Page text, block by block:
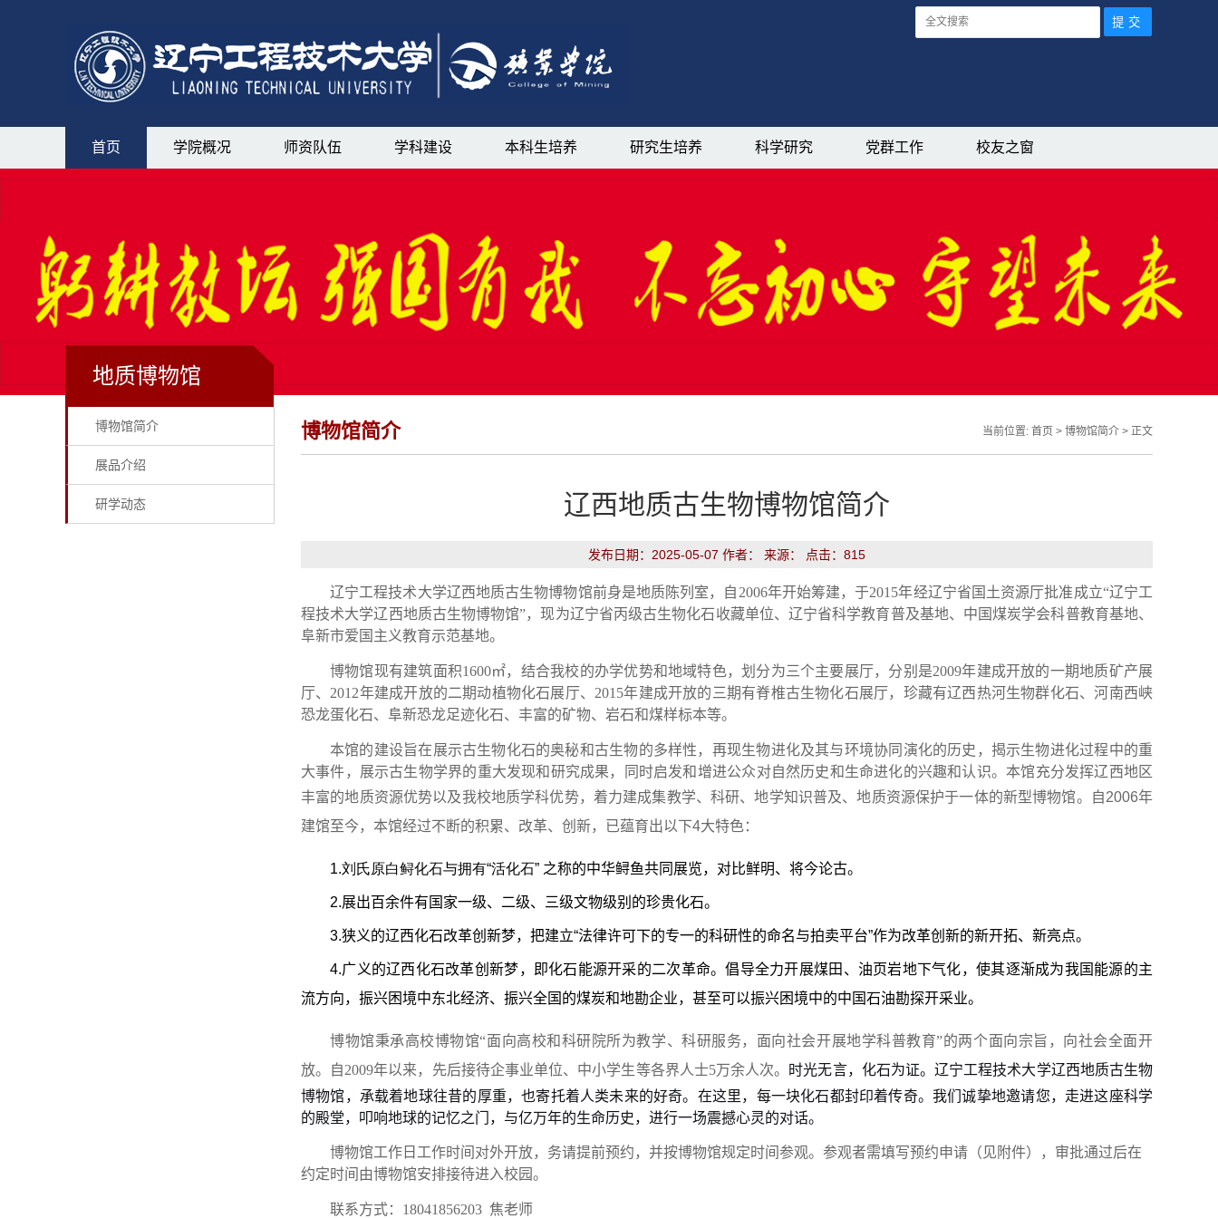
首页 学院概况 师资队伍 学科建设 本科生培养 研究生培养 科学研究 党群工作 校友之窗
地质博物馆
博物馆简介
展品介绍
研学动态
博物馆简介 当前位置: 首页 > 博物馆简介 > 正文
辽西地质古生物博物馆简介
发布日期：2025-05-07 作者： 来源： 点击： 815
辽宁工程技术大学辽西地质古生物博物馆前身是地质陈列室，自2006年开始筹建，于2015年经辽宁省国土资源厅批准成立“辽宁工
程技术大学辽西地质古生物博物馆”，现为辽宁省丙级古生物化石收藏单位、辽宁省科学教育普及基地、中国煤炭学会科普教育基地、
阜新市爱国主义教育示范基地。
博物馆现有建筑面积1600㎡， 结合我校的办学优势和地域特色，划分为三个主要展厅，分别是2009年建成开放的一期地质矿产展
厅、2012年建成开放的二期动植物化石展厅、2015年建成开放的三期有脊椎古生物化石展厅，珍藏有辽西热河生物群化石、河南西峡
恐龙蛋化石、阜新恐龙足迹化石、丰富的矿物、岩石和煤样标本等。
本馆的建设旨在展示古生物化石的奥秘和古生物的多样性，再现生物进化及其与环境协同演化的历史，揭示生物进化过程中的重
大事件，展示古生物学界的重大发现和研究成果，同时启发和增进公众对自然历史和生命进化的兴趣和认识。本馆充分发挥辽西地区
丰富的地质资源优势以及我校地质学科优势，着力建成集教学、科研、地学知识普及、地质资源保护于一体的新型博物馆。
自2006年
建馆至今，本馆经过不断的积累、改革、创新，已蕴育出以下4大特色：
1.刘氏原白鲟化石与拥有“活化石” 之称的中华鲟鱼共同展览，对比鲜明、将今论古。
2.展出百余件有国家一级、二级、三级文物级别的珍贵化石。
3.狭义的辽西化石改革创新梦，把建立“法律许可下的专一的科研性的命名与拍卖平台”作为改革创新的新开拓、新亮点。
4.广义的辽西化石改革创新梦，即化石能源开采的二次革命。倡导全力开展煤田、油页岩地下气化，使其逐渐成为我国能源的主
流方向，振兴困境中东北经济、振兴全国的煤炭和地勘企业，甚至可以振兴困境中的中国石油勘探开采业。
博物馆秉承高校博物馆“面向高校和科研院所为教学、科研服务，面向社会开展地学科普教育”的两个面向宗旨，向社会全面开
放。自2009年以来，先后接待企事业单位、中小学生等各界人士5万余人次。 时光无言，化石为证。辽宁工程技术大学辽西地质古生物
博物馆，承载着地球往昔的厚重，也寄托着人类未来的好奇。在这里，每一块化石都封印着传奇。我们诚挚地邀请您，走进这座科学
的殿堂，叩响地球的记忆之门，与亿万年的生命历史，进行一场震撼心灵的对话。
博物馆工作日工作时间对外开放，务请提前预约，并按博物馆规定时间参观。参观者需填写预约申请（见附件），审批通过后在
约定时间由博物馆安排接待进入校园。
联系方式：18041856203 焦老师